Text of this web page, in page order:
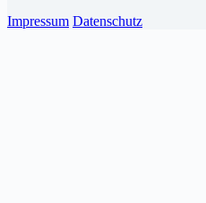
Impressum Datenschutz